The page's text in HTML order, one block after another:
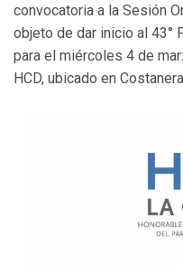
convocatoria a la Sesión
objeto de dar inicio al 43°
para el miércoles 4 de
HCD, ubicado en